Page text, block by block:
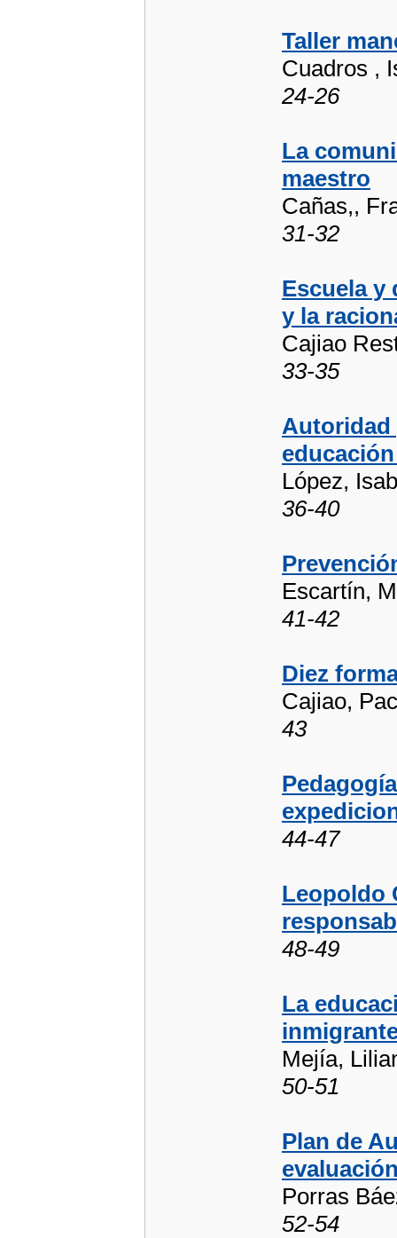
Taller
Cuadros ,
24-26
La
maestro
Cañas,,
31-32
Escuela y
y la
Cajiao
33-35
Autoridad
López,
36-40
Escartín,
41-42
Diez
Cajiao,
43
44-47
Leopoldo
48-49
La
Mejía,
50-51
Plan de
Porras
52-54